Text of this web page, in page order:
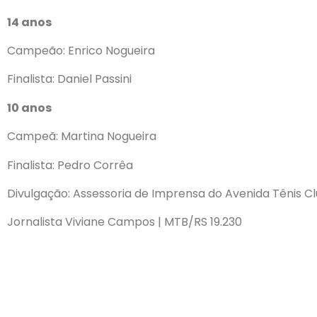
14 anos
Campeão: Enrico Nogueira
Finalista: Daniel Passini
10 anos
Campeã: Martina Nogueira
Finalista: Pedro Corrêa
Divulgação: Assessoria de Imprensa do Avenida Tênis
Jornalista Viviane Campos | MTB/RS 19.230